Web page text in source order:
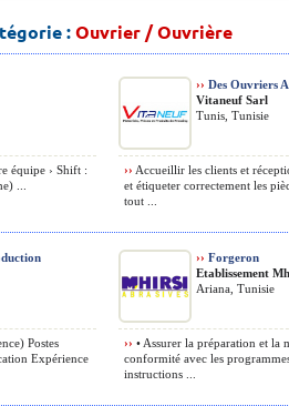
:Ouvrier / Ouvrière
équipe › Shift :
...
›› Des Ouvriers
Vitaneuf Sarl
Tunis, Tunisie
›› Accueillir les clients et
et étiqueter correctement les
tout ...
Postes
Expérience
›› Forgeron
Etablissement
Ariana, Tunisie
›› • Assurer la préparation et la
conformité avec les
instructions ...